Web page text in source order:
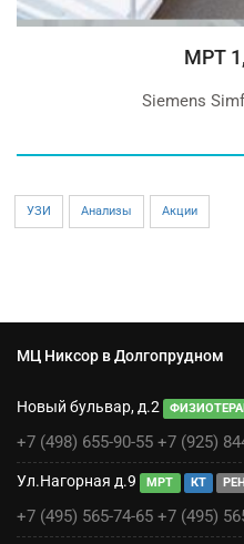
УЗИ Анализы Акции
МЦ Никсор в Долгопрудном
Новый бульвар, д.2
+7 (498) 655-90-55 +7 (925)
Ул.Нагорная д.9 МРТ КТ
+7 (495) 565-74-65 +7 (495)